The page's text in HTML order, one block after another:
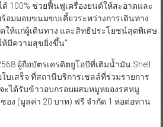
100% ช่วยฟื้นฟูเครื่องยนต์ให้สะอาดและ
อมมอบขนมขบเคี้ยวระหว่างการเดินทาง
ให้แก่ผู้เดินทาง และสิทธิประโยชน์สุดพิเศษ
ห้มีความสุขยิ่งขึ้น”
ผู้ถือบัตรเครดิตยูโอบีที่เติมน้ำมัน Shell
บเสร็จ ที่สถานีบริการเชลล์ที่ร่วมรายการ
ได้รับข้าวอบกรอบผสมหมูหยองรสหมู
อง (มูลค่า 20 บาท) ฟรี จำกัด 1 ห่อต่อท่าน